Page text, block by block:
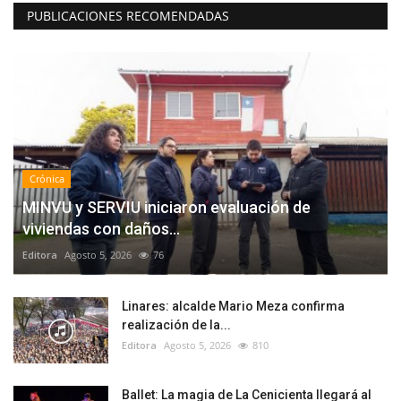
PUBLICACIONES RECOMENDADAS
Crónica
MINVU y SERVIU iniciaron evaluación de
viviendas con daños...
Editora Agosto 5, 2026 76
Linares: alcalde Mario Meza confirma
realización de la...
Editora Agosto 5, 2026 810
Ballet: La magia de La Cenicienta llegará al